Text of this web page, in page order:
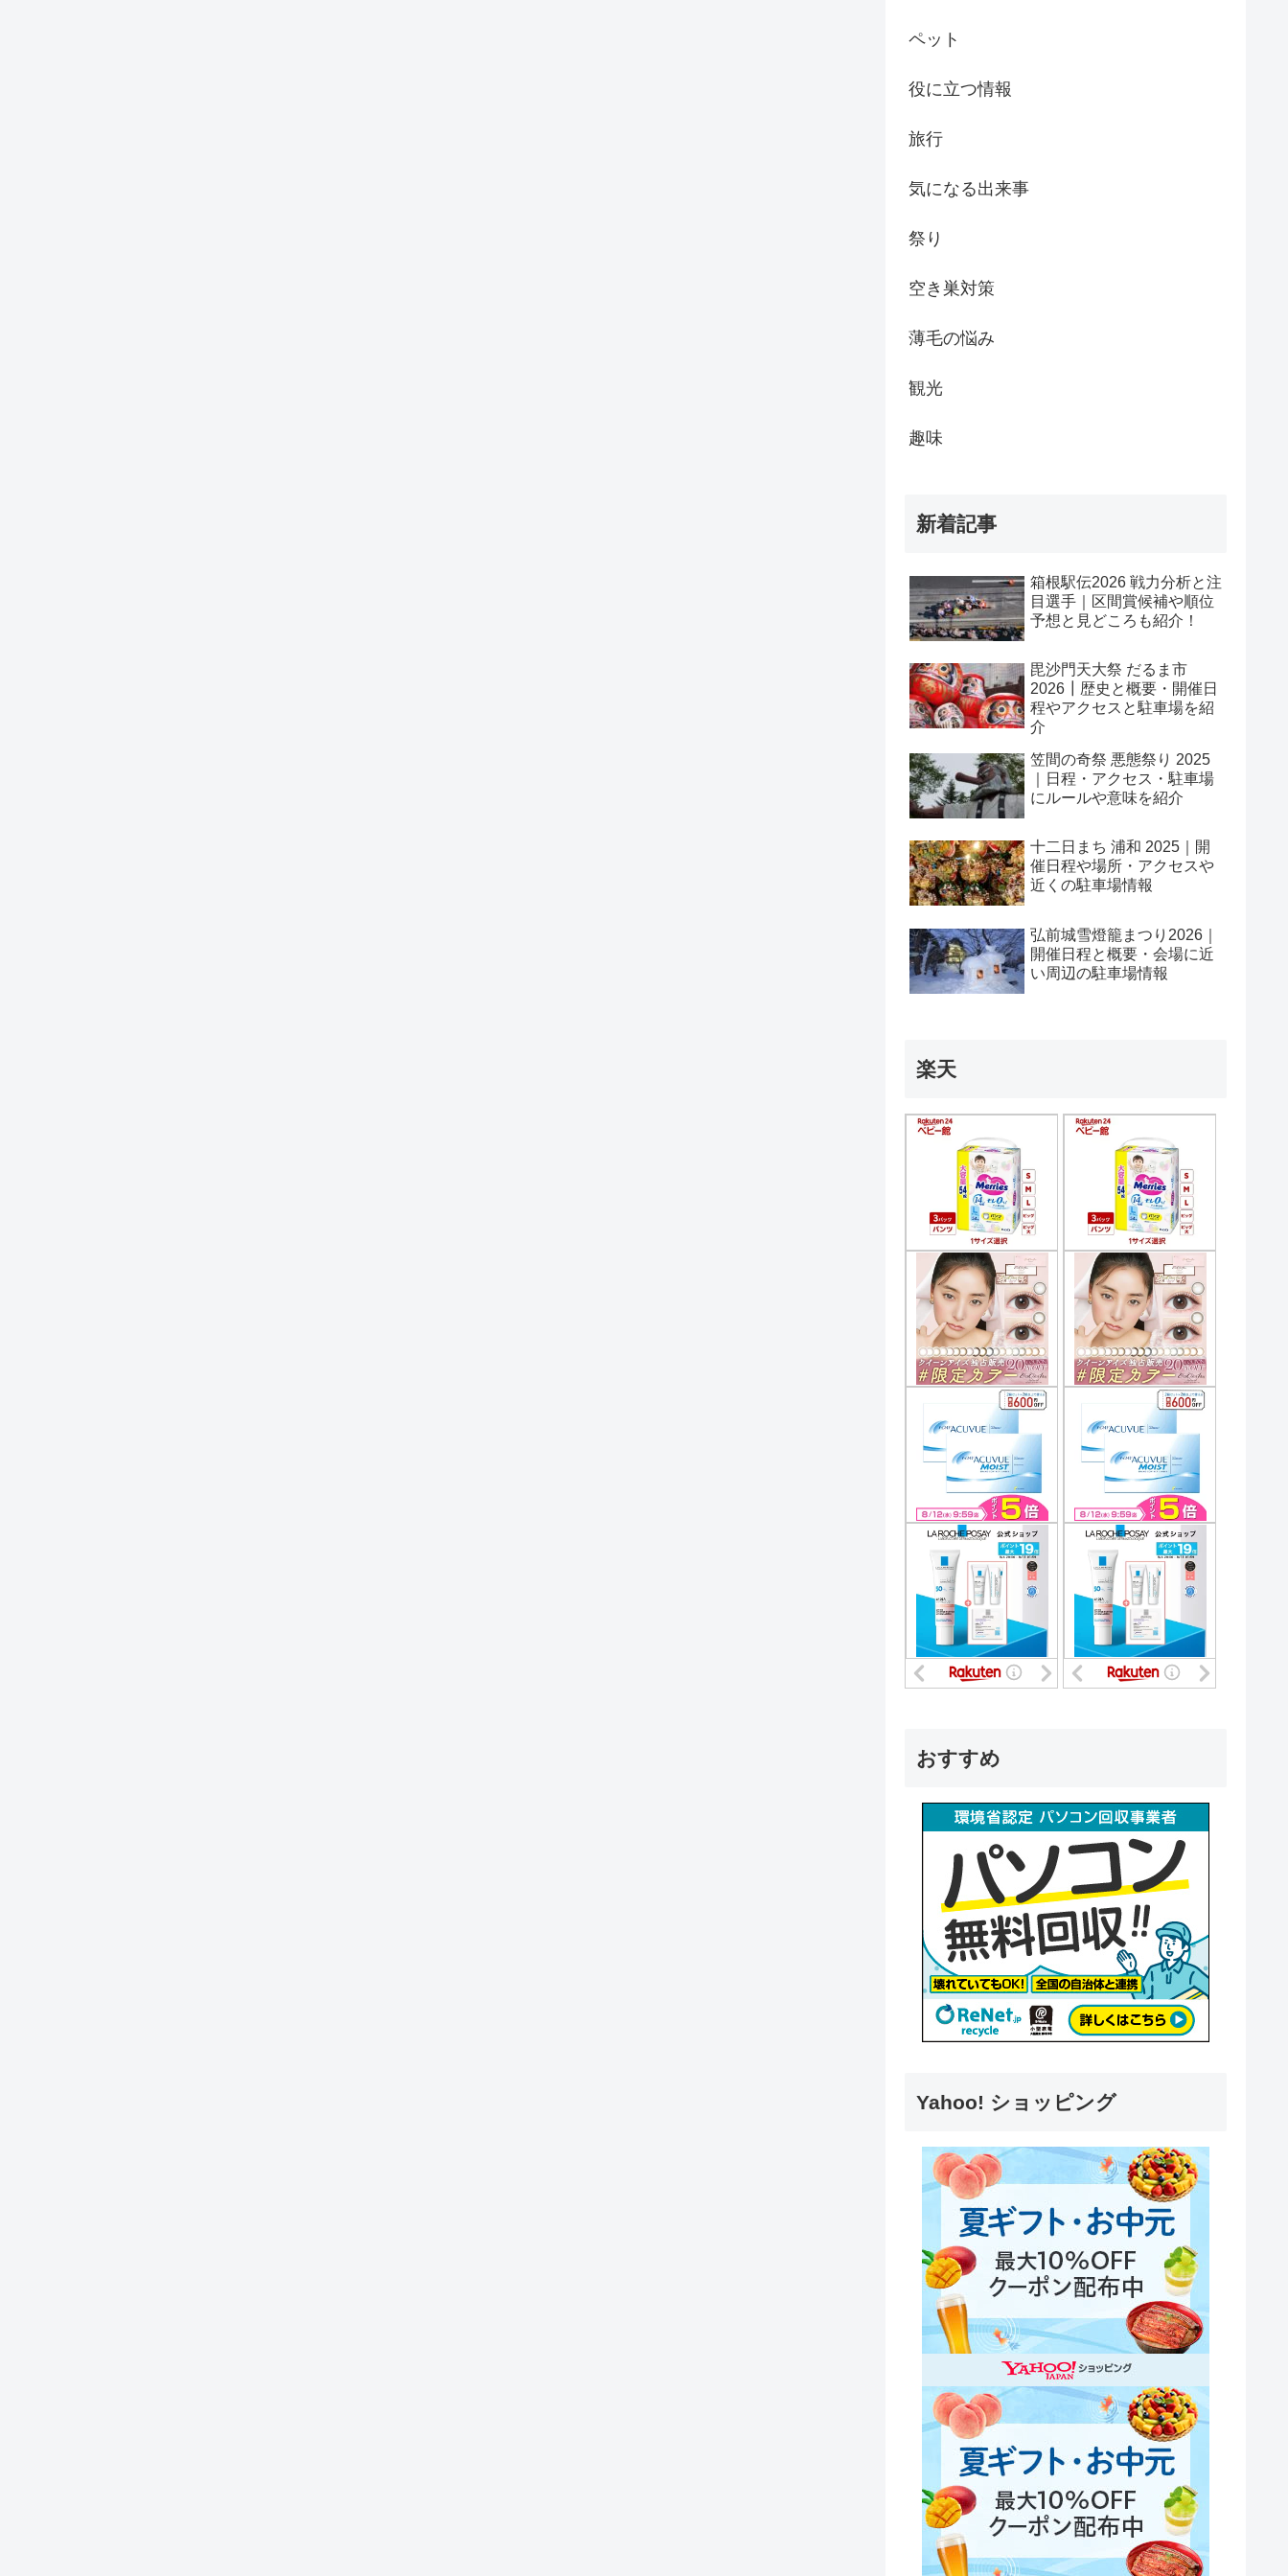
ペット
役に立つ情報
旅行
気になる出来事
祭り
空き巣対策
薄毛の悩み
観光
趣味
新着記事
箱根駅伝2026 戦力分析と注
目選手｜区間賞候補や順位
予想と見どころも紹介！
毘沙門天大祭 だるま市
2026┃歴史と概要・開催日
程やアクセスと駐車場を紹
介
笠間の奇祭 悪態祭り 2025
｜日程・アクセス・駐車場
にルールや意味を紹介
十二日まち 浦和 2025｜開
催日程や場所・アクセスや
近くの駐車場情報
弘前城雪燈籠まつり2026｜
開催日程と概要・会場に近
い周辺の駐車場情報
楽天
おすすめ
Yahoo! ショッピング